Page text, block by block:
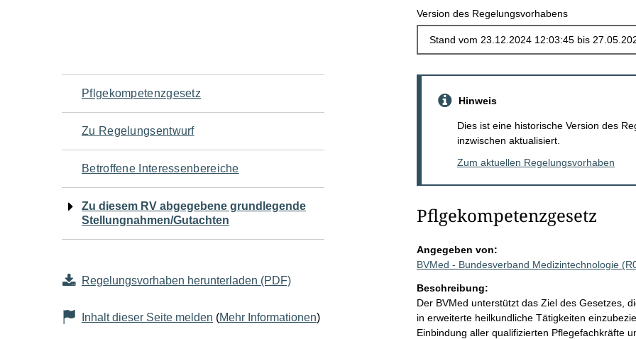
Version des Regelungsvorhabens
Navigation
für
den
Seiteninhalt
Pflgekompetenzgesetz
Zu Regelungsentwurf
Betroffene Interessenbereiche
Zu diesem RV abgegebene grundlegende
Stellungnahmen/Gutachten
Regelungsvorhaben herunterladen (PDF)
Inhalt dieser Seite melden (Mehr Informationen)
Hinweis
Dies ist eine historische Version des
inzwischen aktualisiert.
Zum aktuellen Regelungsvorhaben
Pflgekompetenzgesetz
Angegeben von:
BVMed - Bundesverband Medizintechnologie
Beschreibung:
Der BVMed unterstützt das Ziel des Gesetzes,
in erweiterte heilkundliche Tätigkeiten
Einbindung aller qualifizierten Pflegefachkräfte